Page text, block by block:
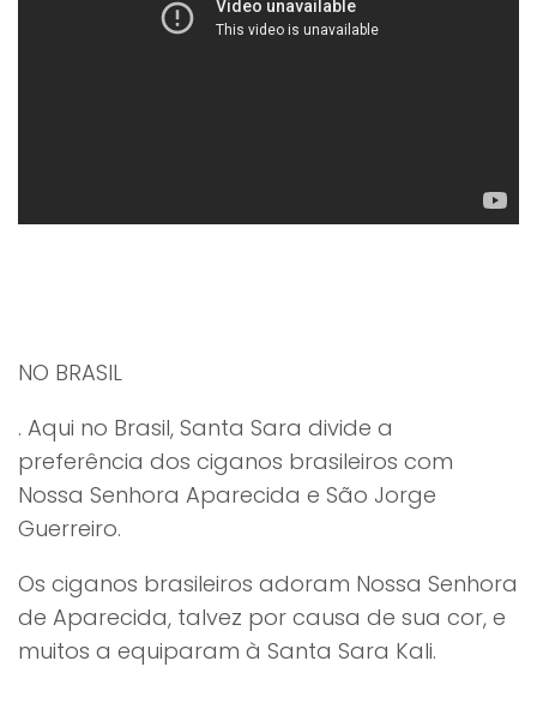
NO BRASIL
. Aqui no Brasil, Santa Sara divide a
preferência dos ciganos brasileiros com
Nossa Senhora Aparecida e São Jorge
Guerreiro.
Os ciganos brasileiros adoram Nossa Senhora
de Aparecida, talvez por causa de sua cor, e
muitos a equiparam à Santa Sara Kali.